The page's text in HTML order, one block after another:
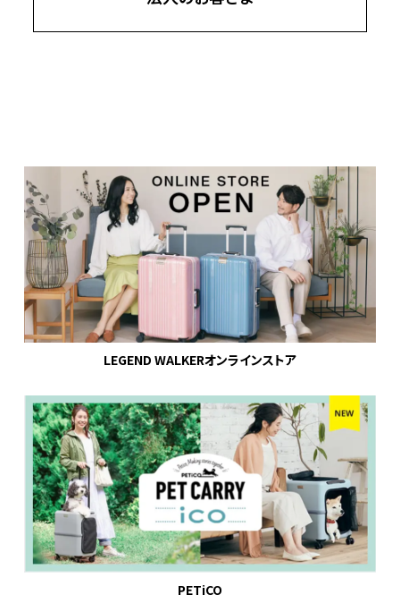
LEGEND WALKERオンラインストア
PETiCO